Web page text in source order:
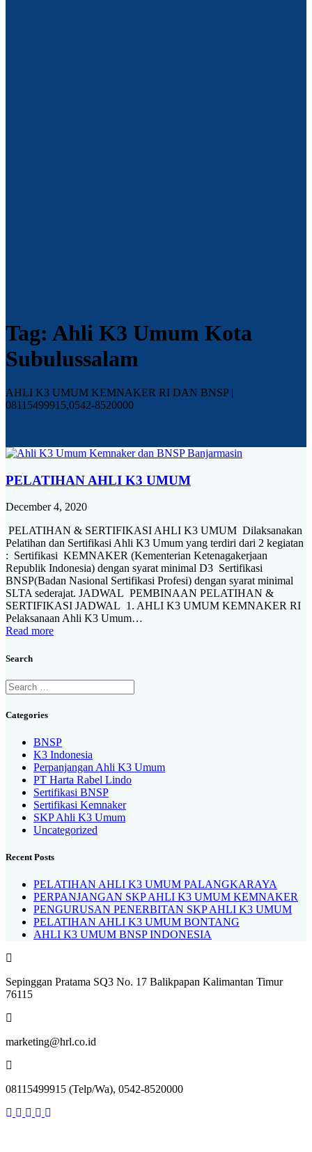
Tag: Ahli K3 Umum Kota
Subulussalam
AHLI K3 UMUM KEMNAKER RI DAN BNSP |
08115499915,0542-8520000
PELATIHAN AHLI K3 UMUM
December 4, 2020
PELATIHAN & SERTIFIKASI AHLI K3 UMUM Dilaksanakan
Pelatihan dan Sertifikasi Ahli K3 Umum yang terdiri dari 2 kegiatan
: Sertifikasi KEMNAKER (Kementerian Ketenagakerjaan
Republik Indonesia) dengan syarat minimal D3 Sertifikasi
BNSP(Badan Nasional Sertifikasi Profesi) dengan syarat minimal
SLTA sederajat. JADWAL PEMBINAAN PELATIHAN &
SERTIFIKASI JADWAL 1. AHLI K3 UMUM KEMNAKER RI
Pelaksanaan Ahli K3 Umum…
Read more
Search
Search
for:
Categories
BNSP
K3 Indonesia
Perpanjangan Ahli K3 Umum
PT Harta Rabel Lindo
Sertifikasi BNSP
Sertifikasi Kemnaker
SKP Ahli K3 Umum
Uncategorized
Recent Posts
PELATIHAN AHLI K3 UMUM PALANGKARAYA
PERPANJANGAN SKP AHLI K3 UMUM KEMNAKER
PENGURUSAN PENERBITAN SKP AHLI K3 UMUM
PELATIHAN AHLI K3 UMUM BONTANG
AHLI K3 UMUM BNSP INDONESIA
Sepinggan Pratama SQ3 No. 17 Balikpapan Kalimantan Timur
76115
marketing@hrl.co.id
08115499915 (Telp/Wa), 0542-8520000